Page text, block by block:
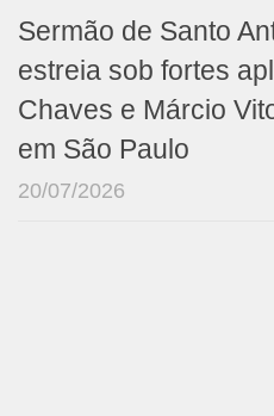
Sermão de Santo
estreia sob fortes
Chaves e Márcio
em São Paulo
20/07/2026